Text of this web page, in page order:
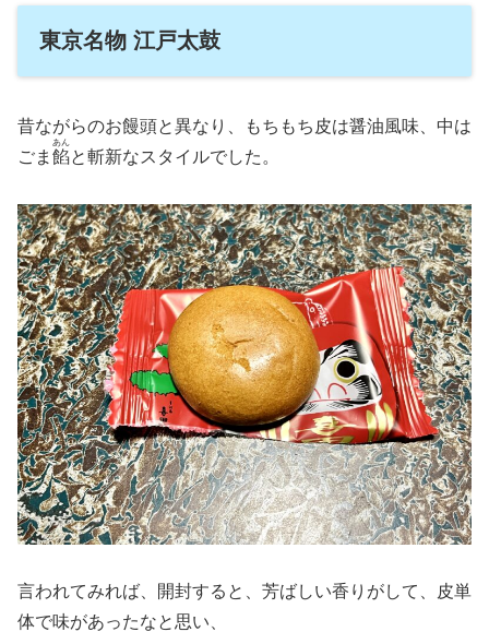
東京名物 江戸太鼓
昔ながらのお饅頭と異なり、もちもち皮は醤油風味、中は
ごま 餡
あん
と斬新なスタイルでした。
言われてみれば、開封すると、芳ばしい香りがして、皮単
体で味があったなと思い、